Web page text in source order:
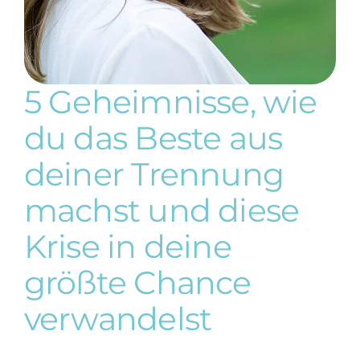
5 Geheimnisse, wie
du das Beste aus
deiner Trennung
machst und diese
Krise in deine
größte Chance
verwandelst